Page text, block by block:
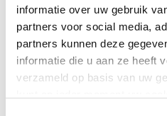
informatie over uw gebruik
partners voor social media,
partners kunnen deze
informatie die u aan ze heeft
verzameld op basis van uw
Groenwals van GRINTA!
deze fantastische sport.